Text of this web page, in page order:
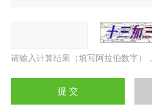
请输入计算结果（填写阿拉伯数字）